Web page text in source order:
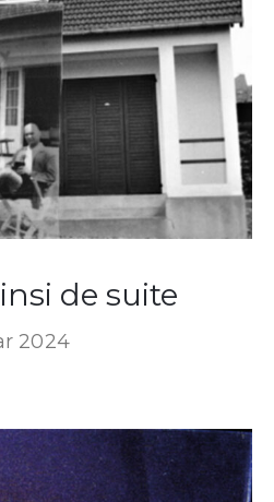
de suite
2024